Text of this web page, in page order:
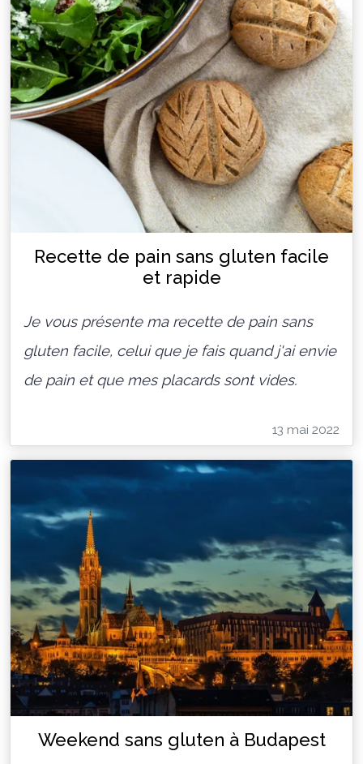
Recette de pain sans gluten facile
et rapide
Je vous présente ma recette de pain sans
gluten facile, celui que je fais quand j'ai envie
de pain et que mes placards sont vides.
13 mai 2022
Weekend sans gluten à Budapest